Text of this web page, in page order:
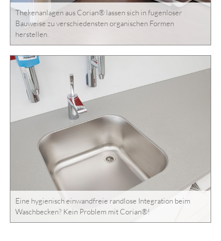
Thekenanlagen aus Corian® lassen sich in fugenloser
Bauweise zu verschiedensten organischen Formen
herstellen.
Eine hygienisch einwandfreie randlose Integration beim
Waschbecken? Kein Problem mit Corian®!